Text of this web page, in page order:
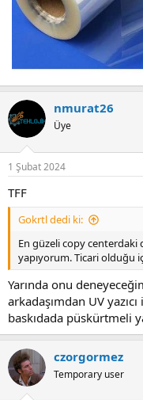
nmurat26
Üye
1 Şubat 2024
TFF
Gokrtl dedi ki:
En güzeli copy centerdaki
yapıyorum. Ticari olduğu
Yarında onu
arkadaşımdan UV
baskıdada püskürtmeli
czorgormez
Temporary user